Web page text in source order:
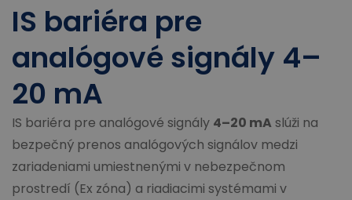
IS bariéra pre
analógové signály 4–
20 mA
IS bariéra pre analógové signály 4–20 mAslúži na
bezpečný prenos analógových signálov medzi
zariadeniami umiestnenými v nebezpečnom
prostredí (Ex zóna) a riadiacimi systémami v